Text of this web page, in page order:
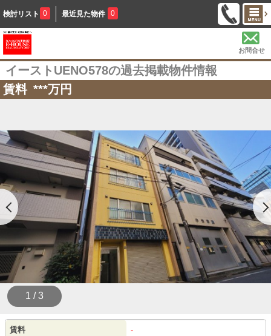
検討リスト 0 最近見た物件 0
お問合せ
イーストUENO578の過去掲載物件情報
賃料 ***万円
1 / 3
賃料 -